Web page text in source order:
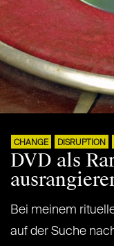
CHANGE DISRUPTION
DVD als
Bei meinem
auf der Suche